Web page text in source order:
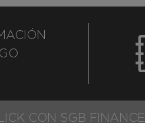
CON SGB FINANCE